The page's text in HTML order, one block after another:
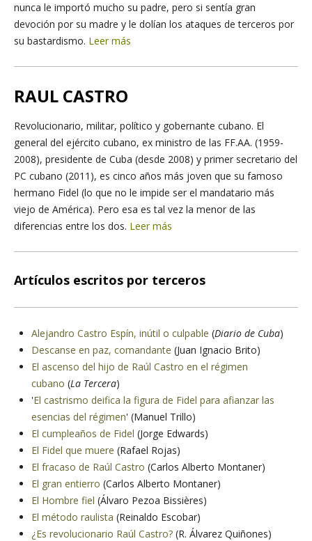
nunca le importó mucho su padre, pero si sentía gran
devoción por su madre y le dolían los ataques de terceros por
su bastardismo. Leer más
RAUL CASTRO
Revolucionario, militar, político y gobernante cubano. El
general del ejército cubano, ex ministro de las FF.AA. (1959-
2008), presidente de Cuba (desde 2008) y primer secretario del
PC cubano (2011), es cinco años más joven que su famoso
hermano Fidel (lo que no le impide ser el mandatario más
viejo de América). Pero esa es tal vez la menor de las
diferencias entre los dos. Leer más
Artículos escritos por terceros
Alejandro Castro Espín, inútil o culpable (Diario de Cuba)
Descanse en paz, comandante (Juan Ignacio Brito)
El ascenso del hijo de Raúl Castro en el régimen
cubano (La Tercera)
'El castrismo deifica la figura de Fidel para afianzar las
esencias del régimen' (Manuel Trillo)
El cumpleaños de Fidel (Jorge Edwards)
El Fidel que muere (Rafael Rojas)
El fracaso de Raúl Castro (Carlos Alberto Montaner)
El gran entierro (Carlos Alberto Montaner)
El Hombre fiel (Álvaro Pezoa Bissières)
El método raulista (Reinaldo Escobar)
¿Es revolucionario Raúl Castro? (R. Álvarez Quiñones)